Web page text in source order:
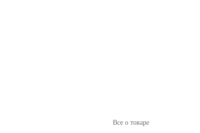
Все о товаре